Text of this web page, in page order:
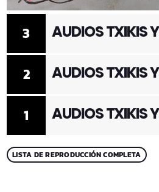
1 AUDIOS TXIKIS Y
2 AUDIOS TXIKIS Y
3 AUDIOS TXIKIS Y
LISTA DE REPRODUCCIÓN COMPLETA